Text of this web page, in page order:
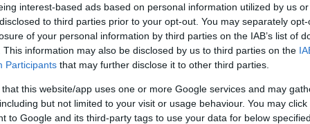
interest-based ads based on personal information utilized by us
to third parties prior to your opt-out. You may separately
of your personal information by third parties on the IAB’s list of
This information may also be disclosed by us to third parties on the
Participants that may further disclose it to other third parties.
that this website/app uses one or more Google services and may
but not limited to your visit or usage behaviour. You may
to Google and its third-party tags to use your data for below
κατοίκους. Οι
να ψηφίσου...
απόγευμα κοντά στην έδρα
Γενεύη της Ελβετίας μεταξύ
διαδηλωτών και αστυνομίας
πορεία κατά της G7, πα...